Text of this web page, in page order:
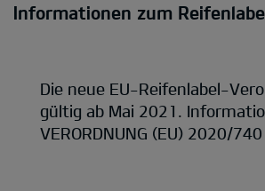
Informationen zum
Die neue EU-Reifenlabel-
gültig ab Mai 2021.
VERORDNUNG (EU) 2020/